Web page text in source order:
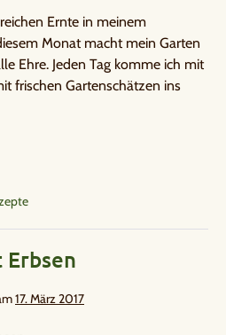
Ernte in meinem
Monat macht mein Garten
Ehre. Jeden Tag komme ich mit
frischen Gartenschätzen ins
17. März 2017